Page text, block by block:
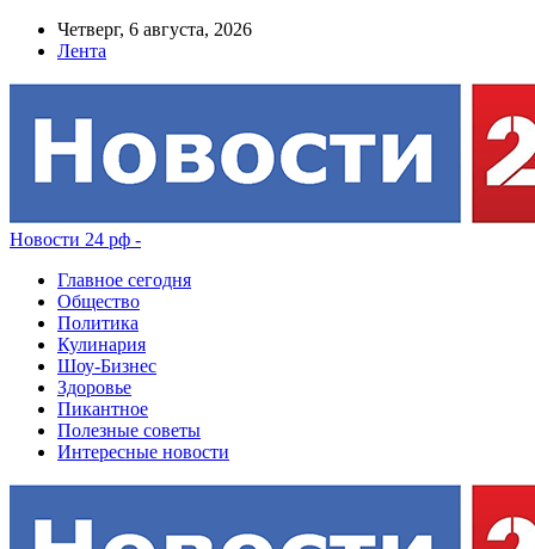
Четверг, 6 августа, 2026
Лента
Новости 24 рф -
Главное сегодня
Общество
Политика
Кулинария
Шоу-Бизнес
Здоровье
Пикантное
Полезные советы
Интересные новости